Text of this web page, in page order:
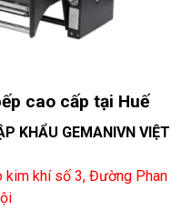
cao cấp tại Huế
KHẨU GEMANIVN VIỆT
kim khí số 3, Đường Phan